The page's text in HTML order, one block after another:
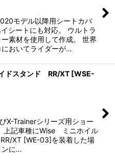
モデル以降用シートカバ
シートにも対応。 ウルトラ
素材を使用して作成。 世界
おいてライダーが…
ドスタンド RR/XT [WSE-
X-Trainerシリーズ用ショー
上記車種にWise ミニホイル
XT [WE-03]を装着した場
ンに…